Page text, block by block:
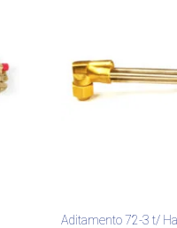
Aditamento 72-3 t/